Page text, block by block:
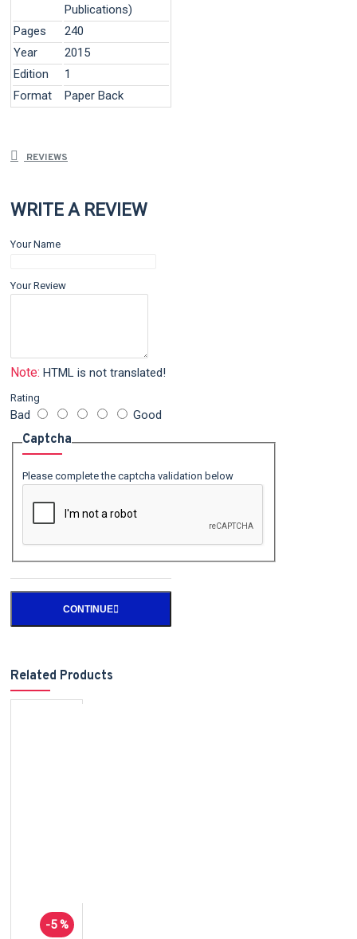
Publications)
Pages
240
Year
2015
Edition
1
Format
Paper Back
REVIEWS
WRITE A REVIEW
Your Name
Your Review
Note: HTML is not translated!
Rating
Bad Good
Captcha
Please complete the captcha validation below
CONTINUE
Related Products
-5 %